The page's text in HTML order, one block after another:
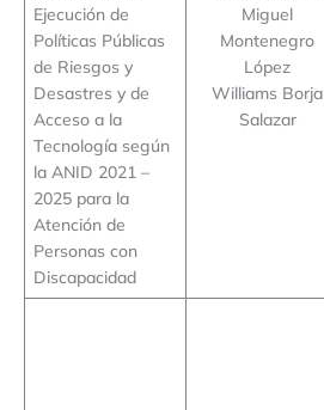
Ejecución de
Políticas Públicas
de Riesgos y
Desastres y de
Acceso a la
Tecnología según
la ANID 2021 –
2025 para la
Atención de
Personas con
Discapacidad
Miguel
Montenegro
López
Williams Borja
Salazar